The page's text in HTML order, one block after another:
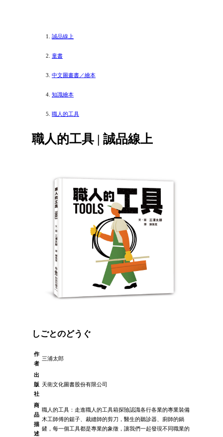
誠品線上
童書
中文圖畫書／繪本
知識繪本
職人的工具
職人的工具 | 誠品線上
しごとのどうぐ
作
者
三浦太郎
出
版
社
天衛文化圖書股份有限公司
商
品
描
述
職人的工具：走進職人的工具箱探險認識各行各業的專業裝備
木工師傅的鋸子、裁縫師的剪刀，醫生的聽診器、廚師的鍋
鏟，每一個工具都是專業的象徵，讓我們一起發現不同職業的